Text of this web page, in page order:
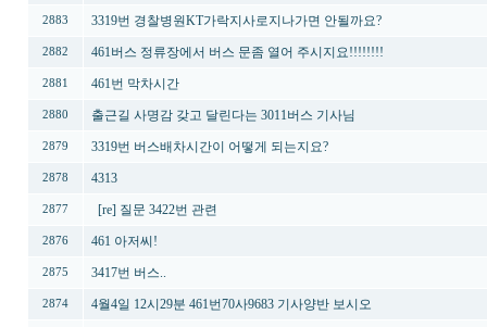
2883 3319번 경찰병원KT가락지사로지나가면 안될까요?
2882 461버스 정류장에서 버스 문좀 열어 주시지요!!!!!!!!
2881 461번 막차시간
2880 출근길 사명감 갖고 달린다는 3011버스 기사님
2879 3319번 버스배차시간이 어떻게 되는지요?
2878 4313
2877 [re] 질문 3422번 관련
2876 461 아저씨!
2875 3417번 버스..
2874 4월4일 12시29분 461번70사9683 기사양반 보시오